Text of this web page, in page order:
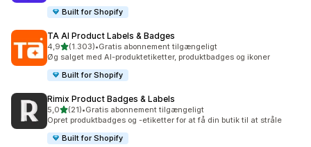
Built for Shopify
TA AI Product Labels & Badges
4,9ud af 5 stjerner
(1.303)
1303 anmeldelser i alt
•Gratis abonnement tilgængeligt
Øg salget med AI-produktetiketter, produktbadges og ikoner
Built for Shopify
Rimix Product Badges & Labels
5,0ud af 5 stjerner
(21)
21 anmeldelser i alt
•Gratis abonnement tilgængeligt
Opret produktbadges og -etiketter for at få din butik til at stråle
Built for Shopify